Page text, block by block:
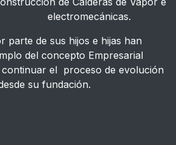
electromecánicas.
parte de sus hijos e hijas han
del concepto Empresarial
continuar el proceso de evolución
su fundación.